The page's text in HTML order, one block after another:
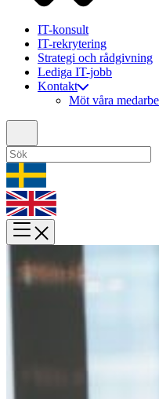
IT-konsult
IT-rekrytering
Strategi och rådgivning
Lediga IT-jobb
Kontakt
Möt våra